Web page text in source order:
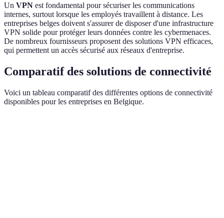
Un VPN est fondamental pour sécuriser les communications
internes, surtout lorsque les employés travaillent à distance. Les
entreprises belges doivent s'assurer de disposer d'une infrastructure
VPN solide pour protéger leurs données contre les cybermenaces.
De nombreux fournisseurs proposent des solutions VPN efficaces,
qui permettent un accès sécurisé aux réseaux d'entreprise.
Comparatif des solutions de connectivité
Voici un tableau comparatif des différentes options de connectivité
disponibles pour les entreprises en Belgique.